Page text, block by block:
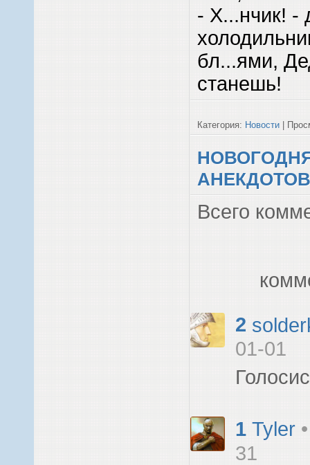
- Х...нчик! -
бл...ями,
станешь!
Категория: Новости |
Всего
2
01-01
1 Tyler
31